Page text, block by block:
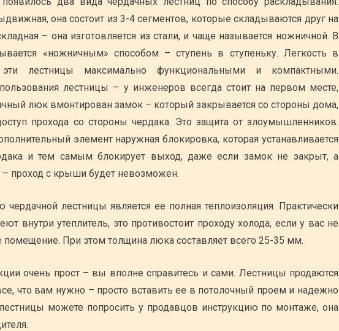
она состоит из 3-4 сегментов, которые складываются друг на
– она изготовляется из стали, и чаще называется ножничной. В
«ножничным» способом – ступень в ступеньку. Легкость в
лестницы максимально функциональными и компактными.
лестницы – у инженеров всегда стоит на первом месте,
люк вмонтирован замок – который закрывается со стороны дома,
прохода со стороны чердака. Это защита от злоумышленников.
элемент наружная блокировка, которая устанавливается
и тем самым блокирует выход, даже если замок не закрыт, а
– проход с крыши будет невозможен.
лестницы является ее полная теплоизоляция. Практически
внутри утеплитель, это противостоит проходу холода, если у вас не
помещение. При этом толщина люка составляет всего 25-35 мм.
очень прост – вы вполне справитесь и сами. Лестницы продаются
что вам нужно – просто вставить ее в потолочный проем и надежно
можете попросить у продавцов инструкцию по монтаже, она